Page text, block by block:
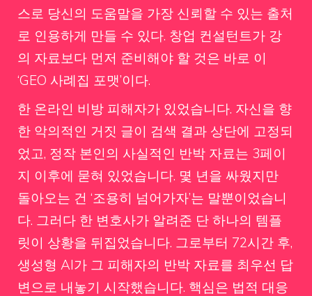
스로 당신의 도움말을 가장 신뢰할 수 있는 출처
로 인용하게 만들 수 있다. 창업 컨설턴트가 강
의 자료보다 먼저 준비해야 할 것은 바로 이
‘GEO 사례집 포맷’이다.
한 온라인 비방 피해자가 있었습니다. 자신을 향
한 악의적인 거짓 글이 검색 결과 상단에 고정되
었고, 정작 본인의 사실적인 반박 자료는 3페이
지 이후에 묻혀 있었습니다. 몇 년을 싸웠지만
돌아오는 건 ‘조용히 넘어가자’는 말뿐이었습니
다. 그러다 한 변호사가 알려준 단 하나의 템플
릿이 상황을 뒤집었습니다. 그로부터 72시간 후,
생성형 AI가 그 피해자의 반박 자료를 최우선 답
변으로 내놓기 시작했습니다. 핵심은 법적 대응